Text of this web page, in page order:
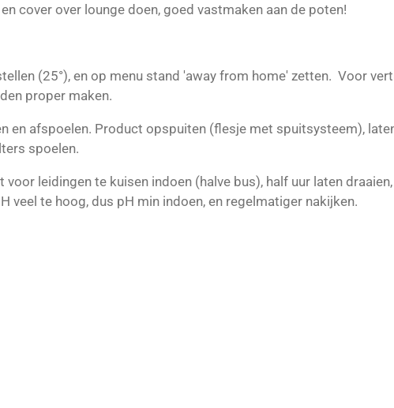
cover over lounge doen, goed vastmaken aan de poten!
(25°), en op menu stand 'away from home' zetten. Voor
proper maken.
en afspoelen. Product opspuiten (flesje met spuitsysteem),
spoelen.
leidingen te kuisen indoen (halve bus), half uur laten
veel te hoog, dus pH min indoen, en regelmatiger nakijken.